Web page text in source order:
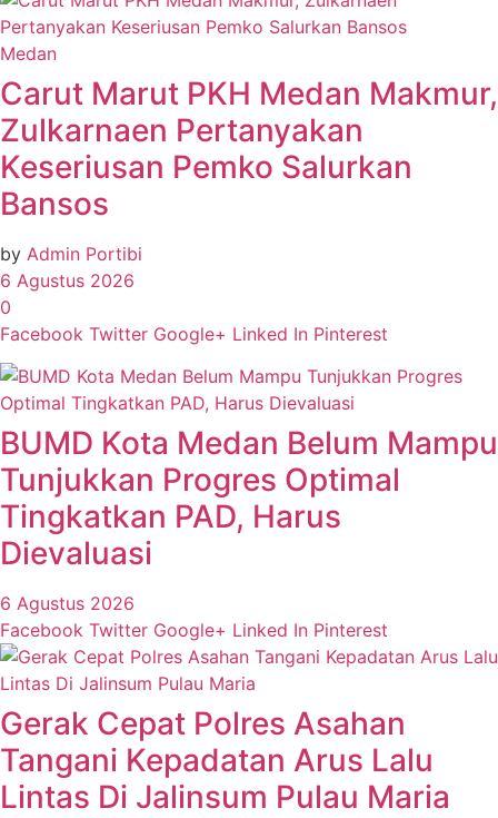
Medan
Carut Marut PKH Medan Makmur,
Zulkarnaen Pertanyakan
Keseriusan Pemko Salurkan
Bansos
by Admin Portibi
6 Agustus 2026
0
Facebook Twitter Google+ Linked In Pinterest
BUMD Kota Medan Belum Mampu
Tunjukkan Progres Optimal
Tingkatkan PAD, Harus
Dievaluasi
6 Agustus 2026
Facebook Twitter Google+ Linked In Pinterest
Gerak Cepat Polres Asahan
Tangani Kepadatan Arus Lalu
Lintas Di Jalinsum Pulau Maria